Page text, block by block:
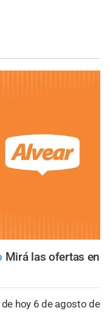
Mirá las ofertas en
hoy 6 de agosto de